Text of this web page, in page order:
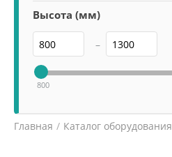
Высота (мм)
–
800
Главная / Каталог оборудования